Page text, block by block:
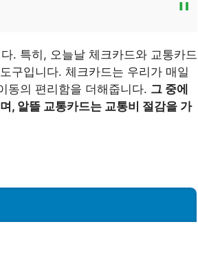
. 특히, 오늘날 체크카드와 교통카드
구입니다. 체크카드는 우리가 매일
동의 편리함을 더해줍니다. 그 중에
, 알뜰 교통카드는 교통비 절감을 가